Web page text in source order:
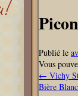
Publié le
Vous
← Vichy
Bière